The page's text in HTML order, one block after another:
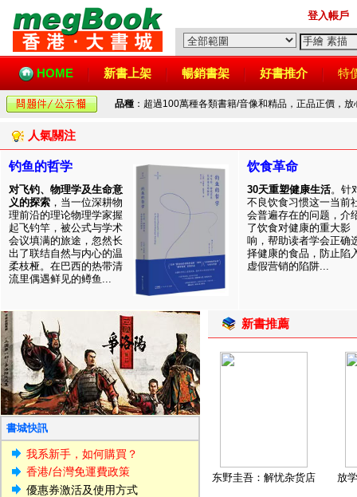
登入帳戶
HOME 新書上架 暢銷書架 好書推介 特
品種 ：超過100萬種各類書籍/音像和精品，正品正價，
人氣關注
钓鱼的哲学
对飞钓、物理学及生命意
义的探索 ，当一位深耕物
理前沿的理论物理学家握
起飞钓竿，被公式与学术
会议填满的旅途，忽然长
出了联结自然与内心的温
柔枝桠。在巴西的热带清
流里偶遇鲜见的鳟鱼...
饮食革命
30天重塑健康生活。针
不良饮食习惯这一当前
会普遍存在的问题，介
了饮食对健康的重大影
响，帮助读者学会正确
择健康的食品，防止陷
虚假营销的陷阱...
書城快訊
我系新手，如何購買？
香港/台灣免運費政策
優惠券激活及使用方式
新書推薦
东野圭吾：解忧杂货店 放